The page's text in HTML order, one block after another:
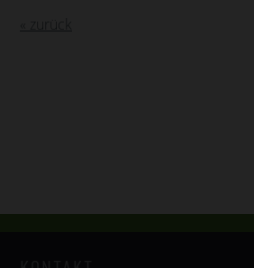
« zurück